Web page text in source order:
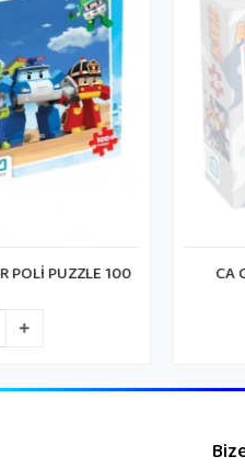
POLİ PUZZLE 100 CA